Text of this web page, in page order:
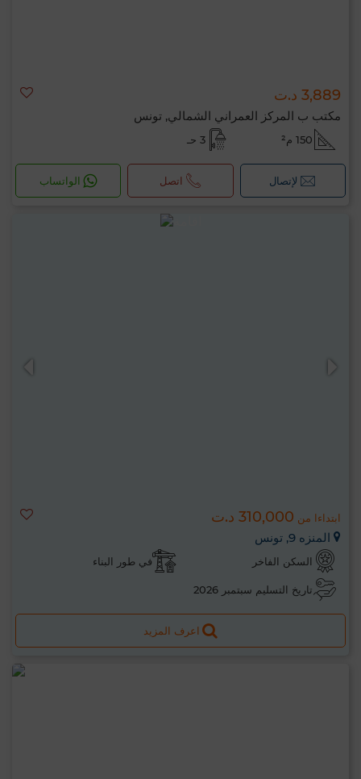
3,889 د.ت
مكتب ب المركز العمراني الشمالي, تونس
150 م² 3 حـ
لإتصال اتصل الواتساب
ابتداءا من 310,000 د.ت
المنزه 9, تونس
السكن الفاخر في طور البناء
تاريخ التسليم سبتمبر 2026
اعرف المزيد